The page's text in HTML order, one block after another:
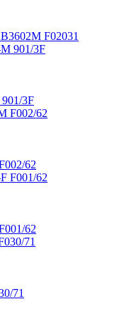
F02031
3F
62
62
71